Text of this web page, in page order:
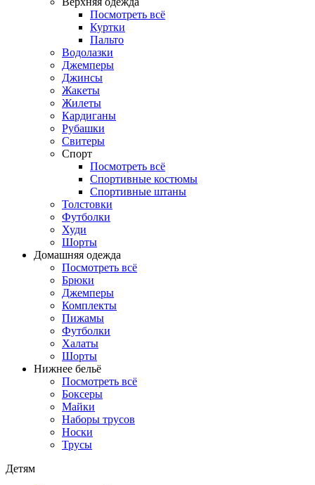
Посмотреть всё
Куртки
Пальто
Водолазки
Джемперы
Джинсы
Жакеты
Жилеты
Кардиганы
Рубашки
Свитеры
Спорт
Посмотреть всё
Спортивные костюмы
Спортивные штаны
Толстовки
Футболки
Худи
Шорты
Домашняя одежда
Посмотреть всё
Брюки
Джемперы
Комплекты
Пижамы
Футболки
Халаты
Шорты
Нижнее бельё
Посмотреть всё
Боксеры
Майки
Наборы трусов
Носки
Трусы
Детям